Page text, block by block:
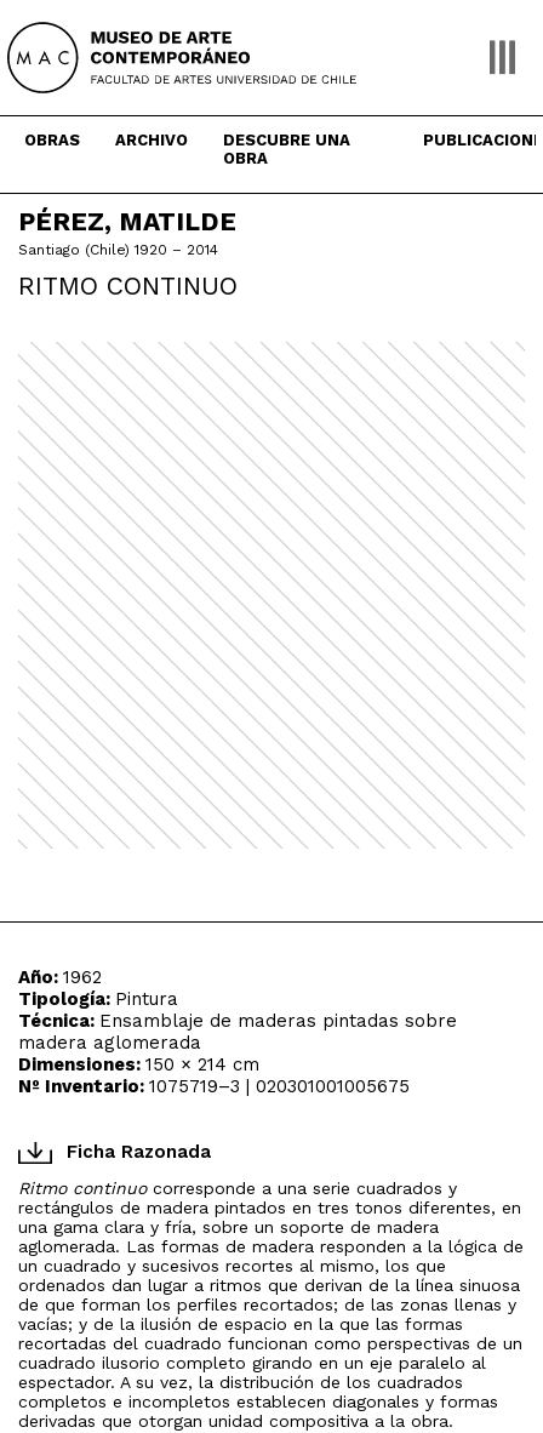
content
OBRAS ARCHIVO
DESCUBRE UNA
OBRA
PÉREZ, MATILDE
Santiago (Chile) 1920 – 2014
RITMO CONTINUO
Año: 1962
Tipología: Pintura
Técnica: Ensamblaje de maderas pintadas sobre
madera aglomerada
Dimensiones: 150 × 214 cm
Nº Inventario: 1075719–3 | 020301001005675
Ficha Razonada
Ritmo continuocorresponde a una serie cuadrados y
rectángulos de madera pintados en tres tonos diferentes, en
una gama clara y fría, sobre un soporte de madera
aglomerada. Las formas de madera responden a la lógica de
un cuadrado y sucesivos recortes al mismo, los que
ordenados dan lugar a ritmos que derivan de la línea sinuosa
de que forman los perfiles recortados; de las zonas llenas y
vacías; y de la ilusión de espacio en la que las formas
recortadas del cuadrado funcionan como perspectivas de un
cuadrado ilusorio completo girando en un eje paralelo al
espectador. A su vez, la distribución de los cuadrados
completos e incompletos establecen diagonales y formas
derivadas que otorgan unidad compositiva a la obra.